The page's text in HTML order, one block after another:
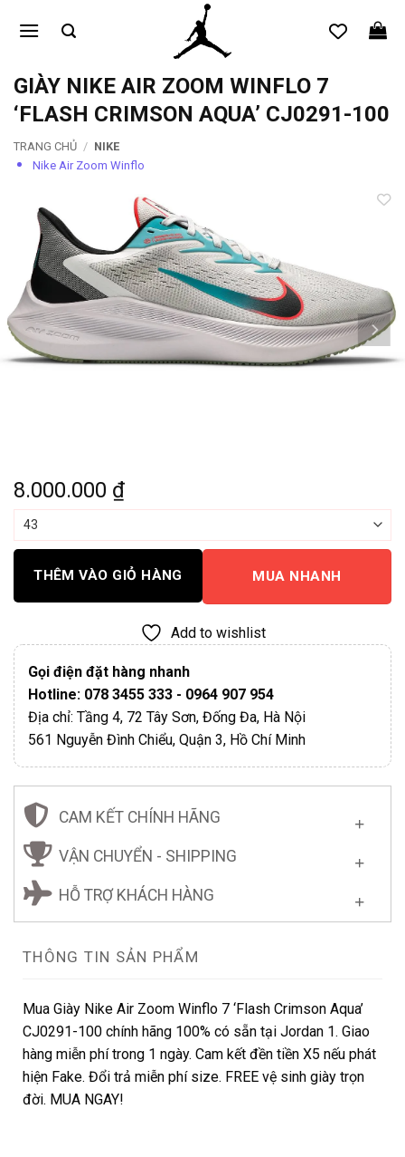
qua
dungGIÀY NIKE AIR ZOOM WINFLO 7
‘FLASH CRIMSON AQUA’ CJ0291-100
TRANG CHỦ / NIKE
Nike Air Zoom Winflo
8.000.000 ₫
THÊM VÀO GIỎ HÀNG MUA NHANH
Add to wishlist
Gọi điện đặt hàng nhanh
Hotline: 078 3455 333 - 0964 907 954
Địa chỉ: Tầng 4, 72 Tây Sơn, Đống Đa, Hà Nội
561 Nguyễn Đình Chiểu, Quận 3, Hồ Chí Minh
CAM KẾT CHÍNH HÃNG
VẬN CHUYỂN - SHIPPING
HỖ TRỢ KHÁCH HÀNG
THÔNG TIN SẢN PHẨM
Mua Giày Nike Air Zoom Winflo 7 ‘Flash Crimson Aqua’
CJ0291-100 chính hãng 100% có sẵn tại Jordan 1. Giao
hàng miễn phí trong 1 ngày. Cam kết đền tiền X5 nếu phát
hiện Fake. Đổi trả miễn phí size. FREE vệ sinh giày trọn
đời. MUA NGAY!